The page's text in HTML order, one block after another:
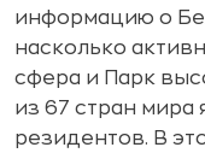
информацию о
насколько
сфера и Парк
из 67 стран мира
резидентов. В